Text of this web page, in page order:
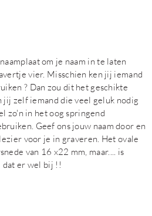
om je naam in te laten
vier. Misschien ken jij iemand
? Dan zou dit het geschikte
jij zelf iemand die veel geluk nodig
zo'n in het oog springend
Geef ons jouw naam door en
voor je in graveren. Het ovale
van 16 x22 mm, maar.... is
dat er wel bij !!